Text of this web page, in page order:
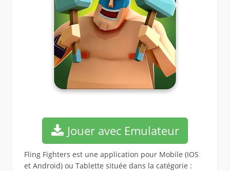
Jouer avec Emulateur
Fling Fighters est une application pour Mobile (IOS
et Android) ou Tablette située dans la catégorie :